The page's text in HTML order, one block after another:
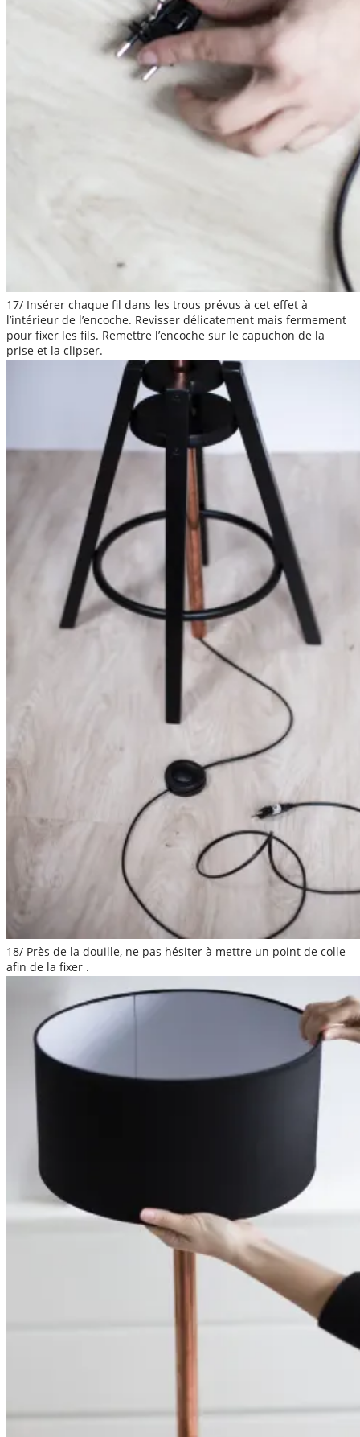
17/ Insérer chaque fil dans les trous prévus à cet effet à
l’intérieur de l’encoche. Revisser délicatement mais fermement
pour fixer les fils. Remettre l’encoche sur le capuchon de la
prise et la clipser.
18/ Près de la douille, ne pas hésiter à mettre un point de colle
afin de la fixer .